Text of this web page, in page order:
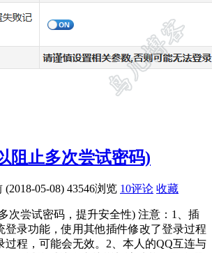
阻止多次尝试密码)
(2018-05-08) 43546浏览 10评论 收藏
次尝试密码，提升安全性) 注意：1、插
登录功能，使用其他插件修改了登录过程
过程，可能会无效。2、本人的QQ互连与